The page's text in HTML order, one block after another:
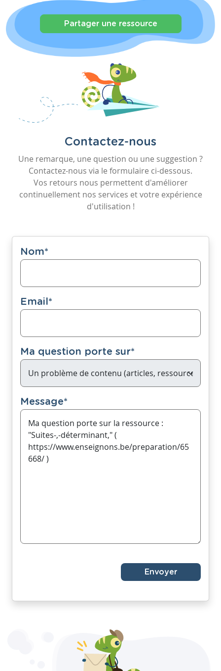
Partager une ressource
Contactez-nous
Une remarque, une question ou une suggestion ?
Contactez-nous via le formulaire ci-dessous.
Vos retours nous permettent d'améliorer
continuellement nos services et votre expérience
d'utilisation !
Nom*
Email*
Ma question porte sur*
Message*
Envoyer